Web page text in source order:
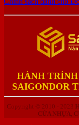
HÀNH
SAIGONDOR
Copyright © 2010 - 2023
CỬA NHỰA,